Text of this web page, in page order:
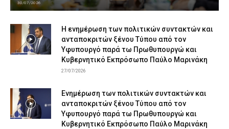
30/07/2026
Η ενημέρωση των πολιτικών συντακτών και
ανταποκριτών ξένου Τύπου από τον
Υφυπουργό παρά τω Πρωθυπουργώ και
Κυβερνητικό Εκπρόσωπο Παύλο Μαρινάκη
27/07/2026
Ενημέρωση των πολιτικών συντακτών και
ανταποκριτών ξένου Τύπου από τον
Υφυπουργό παρά τω Πρωθυπουργώ και
Κυβερνητικό Εκπρόσωπο Παύλο Μαρινάκη